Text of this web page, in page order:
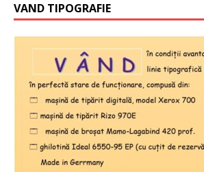
VAND TIPOGRAFIE